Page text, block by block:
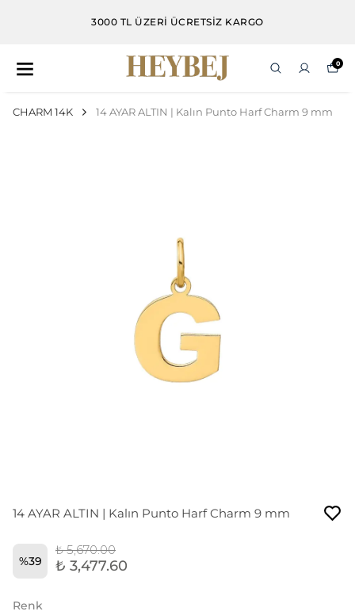
3000 TL ÜZERİ ÜCRETSİZ KARGO
0
CHARM 14K 14 AYAR ALTIN | Kalın Punto Harf Charm 9 mm
14 AYAR ALTIN | Kalın Punto Harf Charm 9 mm
%39
₺ 5,670.00
₺ 3,477.60
Renk